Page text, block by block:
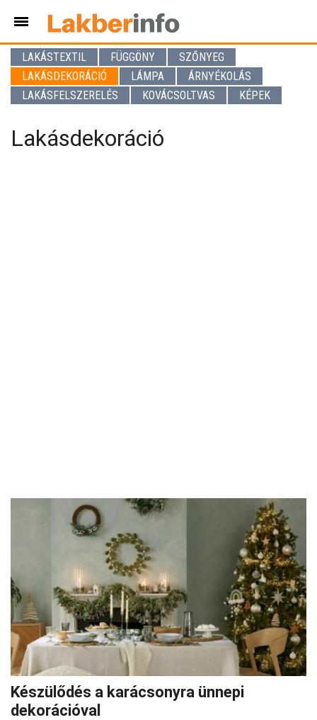
LAKÁSTEXTIL FÜGGÖNY
SZŐNYEG
LAKÁSDEKORÁCIÓ
LÁMPA
ÁRNYÉKOLÁS
LAKÁSFELSZERELÉS
KOVÁCSOLTVAS KÉPEK
Lakásdekoráció
Készülődés a karácsonyra ünnepi
dekorációval